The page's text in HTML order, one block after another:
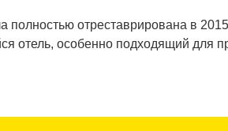
полностью отреставрирована в
отель, особенно подходящий для